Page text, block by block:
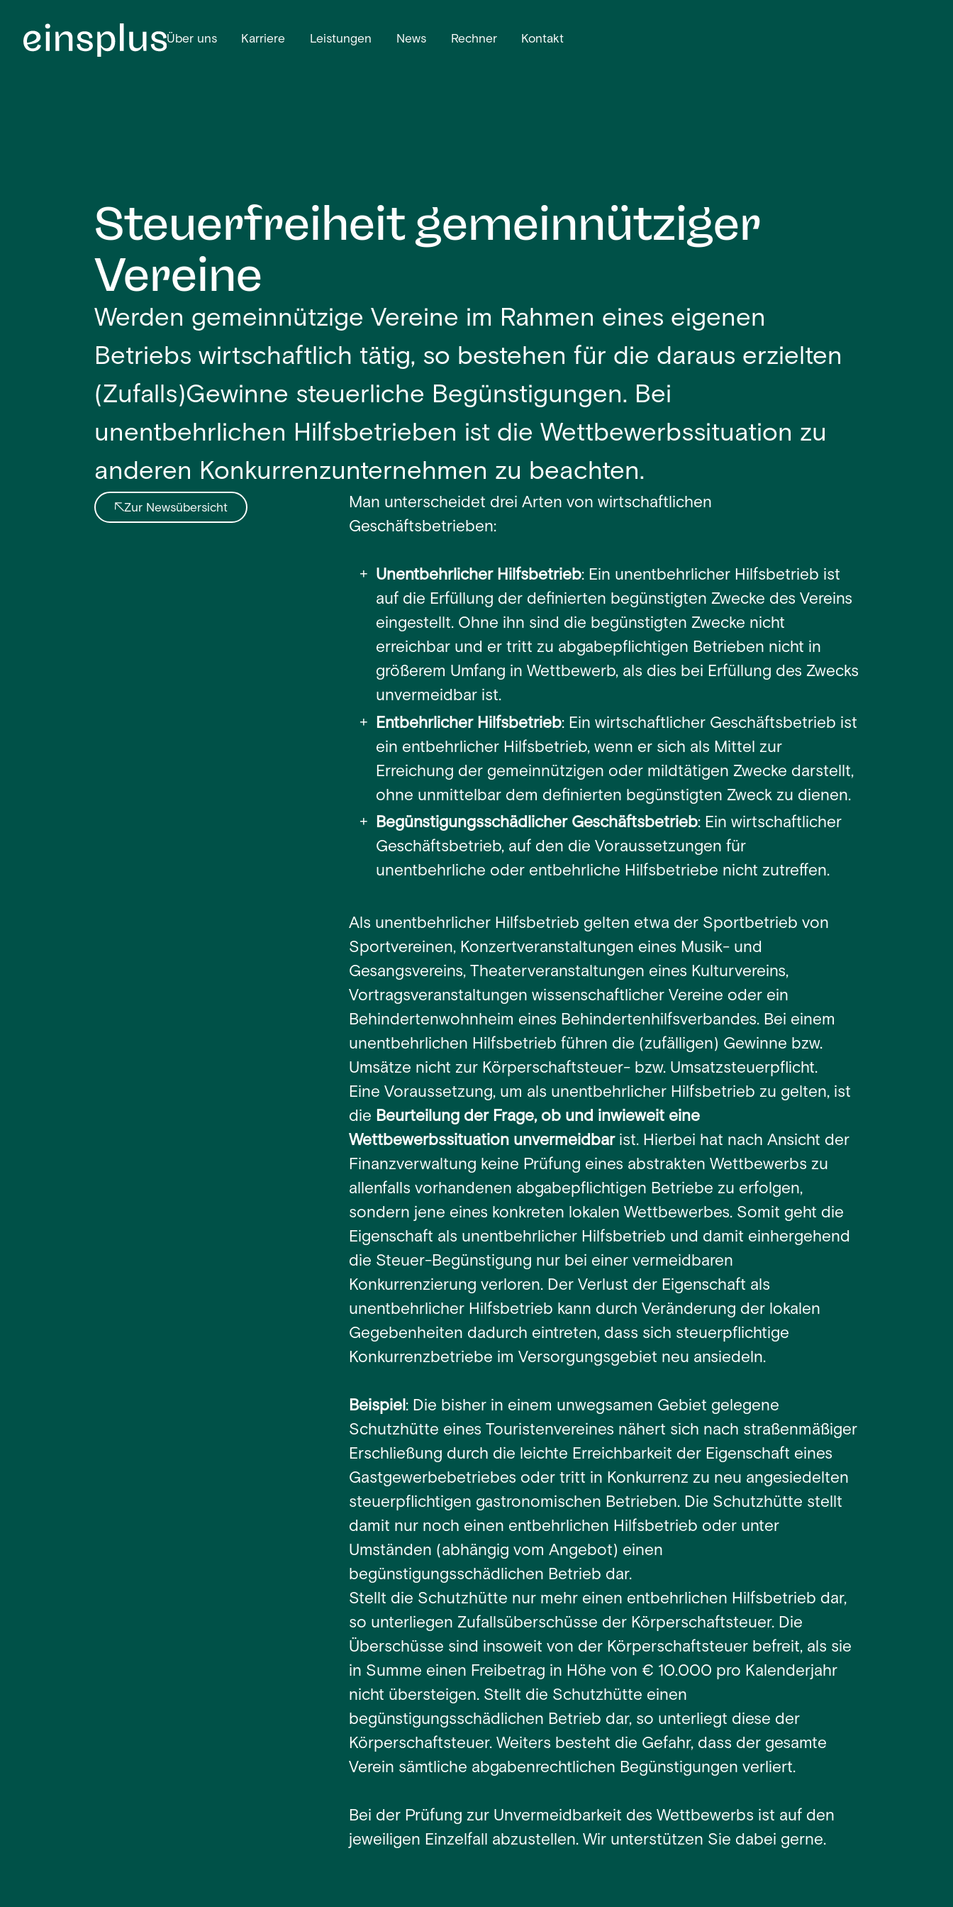
Über uns Karriere Leistungen News Rechner Kontakt
Steuerfreiheit gemeinnütziger
Vereine
Werden gemeinnützige Vereine im Rahmen eines eigenen
Betriebs wirtschaftlich tätig, so bestehen für die daraus erzielten
(Zufalls)Gewinne steuerliche Begünstigungen. Bei
unentbehrlichen Hilfsbetrieben ist die Wettbewerbssituation zu
anderen Konkurrenzunternehmen zu beachten.
Zur Newsübersicht
Man unterscheidet drei Arten von wirtschaftlichen
Geschäftsbetrieben:
Unentbehrlicher Hilfsbetrieb: Ein unentbehrlicher Hilfsbetrieb ist
auf die Erfüllung der definierten begünstigten Zwecke des Vereins
eingestellt. Ohne ihn sind die begünstigten Zwecke nicht
erreichbar und er tritt zu abgabepflichtigen Betrieben nicht in
größerem Umfang in Wettbewerb, als dies bei Erfüllung des Zwecks
unvermeidbar ist.
Entbehrlicher Hilfsbetrieb: Ein wirtschaftlicher Geschäftsbetrieb ist
ein entbehrlicher Hilfsbetrieb, wenn er sich als Mittel zur
Erreichung der gemeinnützigen oder mildtätigen Zwecke darstellt,
ohne unmittelbar dem definierten begünstigten Zweck zu dienen.
Begünstigungsschädlicher Geschäftsbetrieb: Ein wirtschaftlicher
Geschäftsbetrieb, auf den die Voraussetzungen für
unentbehrliche oder entbehrliche Hilfsbetriebe nicht zutreffen.
Als unentbehrlicher Hilfsbetrieb gelten etwa der Sportbetrieb von
Sportvereinen, Konzertveranstaltungen eines Musik- und
Gesangsvereins, Theaterveranstaltungen eines Kulturvereins,
Vortragsveranstaltungen wissenschaftlicher Vereine oder ein
Behindertenwohnheim eines Behindertenhilfsverbandes. Bei einem
unentbehrlichen Hilfsbetrieb führen die (zufälligen) Gewinne bzw.
Umsätze nicht zur Körperschaftsteuer- bzw. Umsatzsteuerpflicht.
Eine Voraussetzung, um als unentbehrlicher Hilfsbetrieb zu gelten, ist
die Beurteilung der Frage, ob und inwieweit eine
Wettbewerbssituation unvermeidbarist. Hierbei hat nach Ansicht der
Finanzverwaltung keine Prüfung eines abstrakten Wettbewerbs zu
allenfalls vorhandenen abgabepflichtigen Betriebe zu erfolgen,
sondern jene eines konkreten lokalen Wettbewerbes. Somit geht die
Eigenschaft als unentbehrlicher Hilfsbetrieb und damit einhergehend
die Steuer-Begünstigung nur bei einer vermeidbaren
Konkurrenzierung verloren. Der Verlust der Eigenschaft als
unentbehrlicher Hilfsbetrieb kann durch Veränderung der lokalen
Gegebenheiten dadurch eintreten, dass sich steuerpflichtige
Konkurrenzbetriebe im Versorgungsgebiet neu ansiedeln.
Beispiel: Die bisher in einem unwegsamen Gebiet gelegene
Schutzhütte eines Touristenvereines nähert sich nach straßenmäßiger
Erschließung durch die leichte Erreichbarkeit der Eigenschaft eines
Gastgewerbebetriebes oder tritt in Konkurrenz zu neu angesiedelten
steuerpflichtigen gastronomischen Betrieben. Die Schutzhütte stellt
damit nur noch einen entbehrlichen Hilfsbetrieb oder unter
Umständen (abhängig vom Angebot) einen
begünstigungsschädlichen Betrieb dar.
Stellt die Schutzhütte nur mehr einen entbehrlichen Hilfsbetrieb dar,
so unterliegen Zufallsüberschüsse der Körperschaftsteuer. Die
Überschüsse sind insoweit von der Körperschaftsteuer befreit, als sie
in Summe einen Freibetrag in Höhe von € 10.000 pro Kalenderjahr
nicht übersteigen. Stellt die Schutzhütte einen
begünstigungsschädlichen Betrieb dar, so unterliegt diese der
Körperschaftsteuer. Weiters besteht die Gefahr, dass der gesamte
Verein sämtliche abgabenrechtlichen Begünstigungen verliert.
Bei der Prüfung zur Unvermeidbarkeit des Wettbewerbs ist auf den
jeweiligen Einzelfall abzustellen. Wir unterstützen Sie dabei gerne.